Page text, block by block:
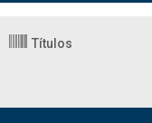
Títulos